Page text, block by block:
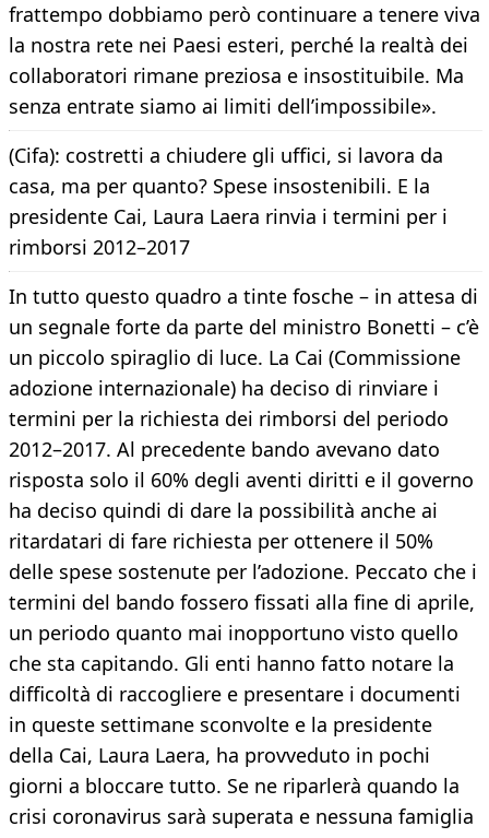
frattempo dobbiamo però continuare a tenere viva
la nostra rete nei Paesi esteri, perché la realtà dei
collaboratori rimane preziosa e insostituibile. Ma
senza entrate siamo ai limiti dell’impossibile».
(Cifa): costretti a chiudere gli uffici, si lavora da
casa, ma per quanto? Spese insostenibili. E la
presidente Cai, Laura Laera rinvia i termini per i
rimborsi 2012–2017
In tutto questo quadro a tinte fosche – in attesa di
un segnale forte da parte del ministro Bonetti – c’è
un piccolo spiraglio di luce. La Cai (Commissione
adozione internazionale) ha deciso di rinviare i
termini per la richiesta dei rimborsi del periodo
2012–2017. Al precedente bando avevano dato
risposta solo il 60% degli aventi diritti e il governo
ha deciso quindi di dare la possibilità anche ai
ritardatari di fare richiesta per ottenere il 50%
delle spese sostenute per l’adozione. Peccato che i
termini del bando fossero fissati alla fine di aprile,
un periodo quanto mai inopportuno visto quello
che sta capitando. Gli enti hanno fatto notare la
difficoltà di raccogliere e presentare i documenti
in queste settimane sconvolte e la presidente
della Cai, Laura Laera, ha provveduto in pochi
giorni a bloccare tutto. Se ne riparlerà quando la
crisi coronavirus sarà superata e nessuna famiglia